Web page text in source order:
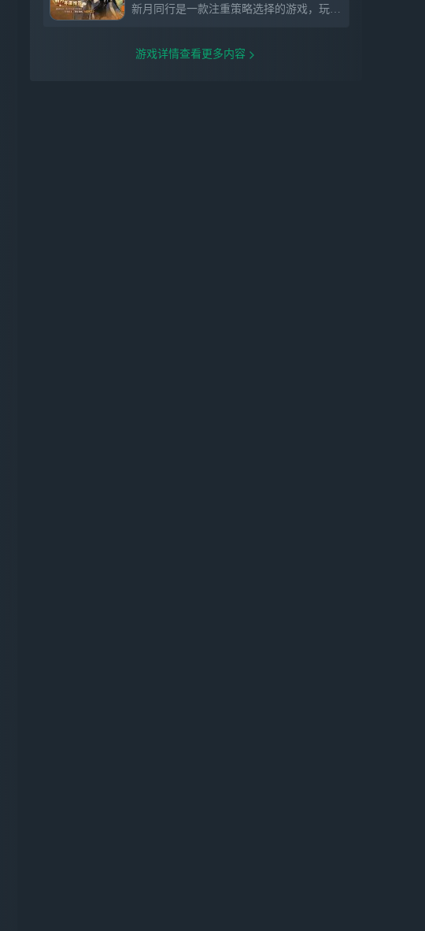
新月同行是一款注重策略选择的游戏，玩家根据不同角色和卡池情况，优先选择资源和卡牌以提升竞争力，合理安排抽取顺序，结合条件进行优化策略。
游戏详情查看更多内容